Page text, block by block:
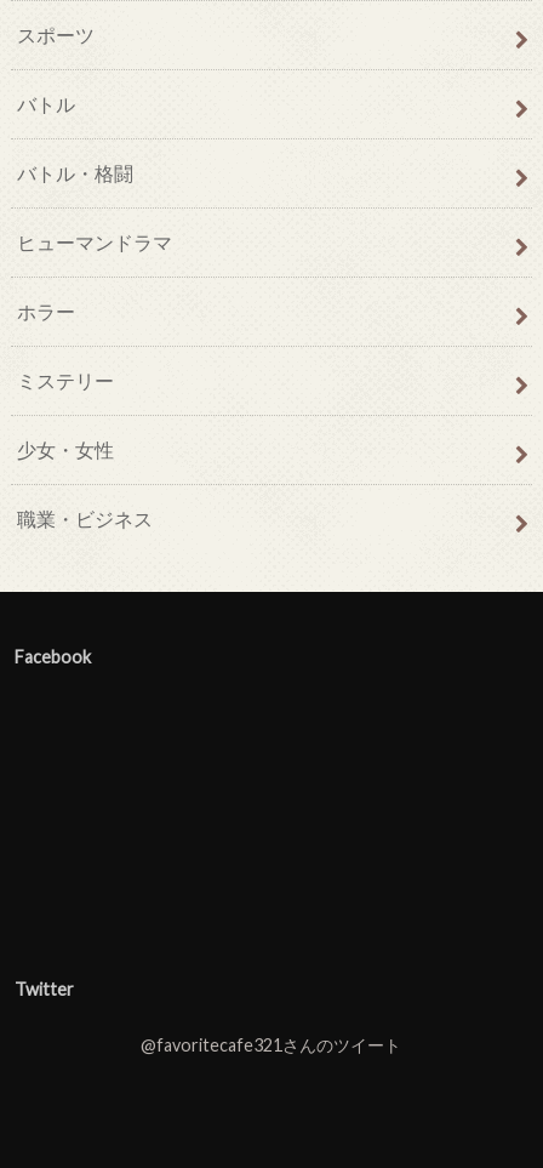
スポーツ
バトル
バトル・格闘
ヒューマンドラマ
ホラー
ミステリー
少女・女性
職業・ビジネス
Facebook
Twitter
@favoritecafe321さんのツイート